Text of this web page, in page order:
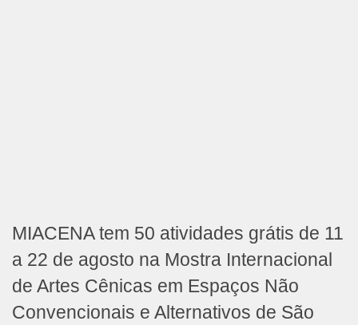
MIACENA tem 50 atividades grátis de 11
a 22 de agosto na Mostra Internacional
de Artes Cênicas em Espaços Não
Convencionais e Alternativos de São